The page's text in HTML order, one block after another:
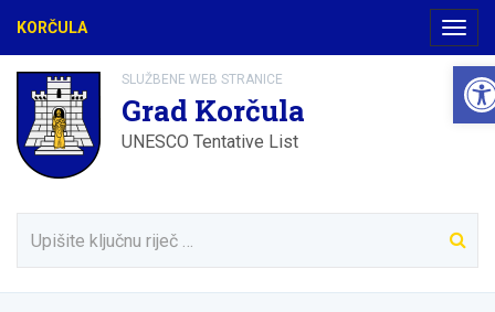
KORČULA
SLUŽBENE WEB STRANICE
Grad Korčula
UNESCO Tentative List